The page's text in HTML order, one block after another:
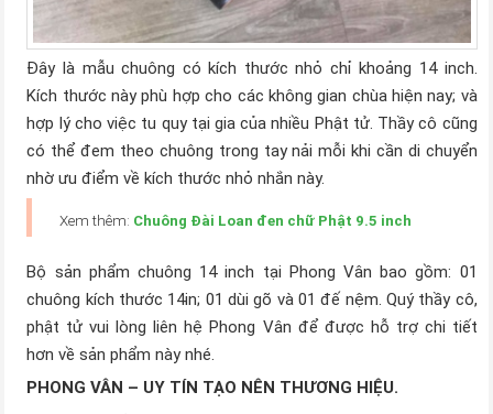
Đây là mẫu chuông có kích thước nhỏ chỉ khoảng 14 inch.
Kích thước này phù hợp cho các không gian chùa hiện nay; và
hợp lý cho việc tu quy tại gia của nhiều Phật tử. Thầy cô cũng
có thể đem theo chuông trong tay nải mỗi khi cần di chuyển
nhờ ưu điểm về kích thước nhỏ nhắn này.
Xem thêm: Chuông Đài Loan đen chữ Phật 9.5 inch
Bộ sản phẩm chuông 14 inch tại Phong Vân bao gồm: 01
chuông kích thước 14in; 01 dùi gõ và 01 đế nệm. Quý thầy cô,
phật tử vui lòng liên hệ Phong Vân để được hỗ trợ chi tiết
hơn về sản phẩm này nhé.
PHONG VÂN – UY TÍN TẠO NÊN THƯƠNG HIỆU.